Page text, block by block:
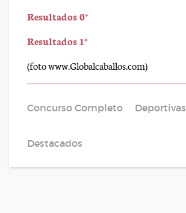
Resultados 0*
Resultados 1*
(foto www.Globalcaballos.com)
Concurso Completo Deportivas
Destacados